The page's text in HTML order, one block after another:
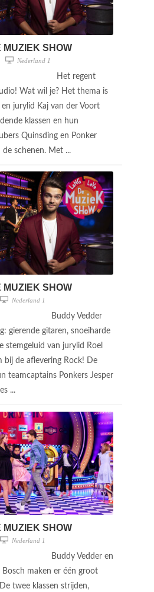
MUZIEK SHOW
Nederland 1
Het regent
Wat wil je? Het thema is
en jurylid Kaj van der Voort
klassen en hun
Quinsding en Ponker
schenen. Met ...
MUZIEK SHOW
Nederland 1
Buddy Vedder
gierende gitaren, snoeiharde
stemgeluid van jurylid Roel
bij de aflevering Rock! De
teamcaptains Ponkers Jesper
...
MUZIEK SHOW
Nederland 1
Buddy Vedder en
Bosch maken er één groot
twee klassen strijden,